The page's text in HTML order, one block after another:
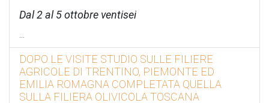
Dal 2 al 5 ottobre ventisei
...
DOPO LE VISITE STUDIO SULLE FILIERE
AGRICOLE DI TRENTINO, PIEMONTE ED
EMILIA ROMAGNA COMPLETATA QUELLA
SULLA FILIERA OLIVICOLA TOSCANA